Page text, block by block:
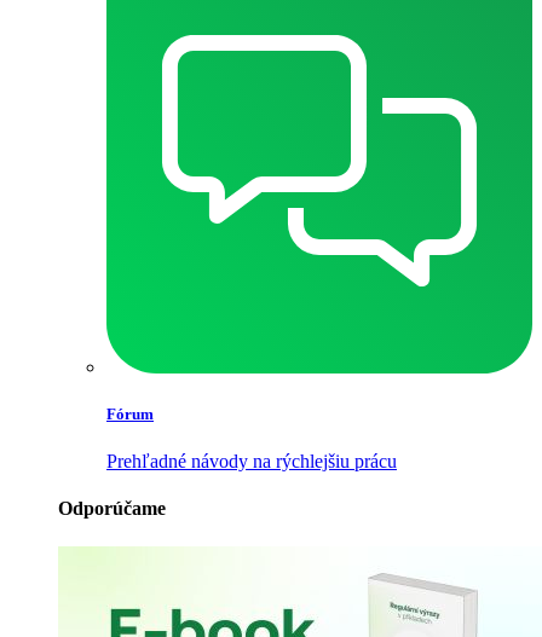
Fórum
Prehľadné návody na rýchlejšiu prácu
Odporúčame